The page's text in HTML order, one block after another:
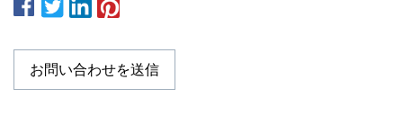
お問い合わせを送信